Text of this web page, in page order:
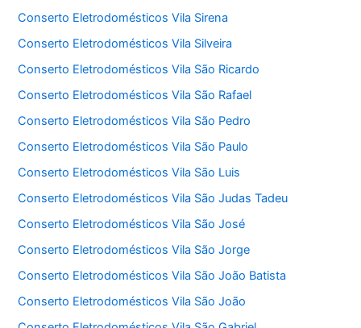
Conserto Eletrodomésticos Vila Sirena
Conserto Eletrodomésticos Vila Silveira
Conserto Eletrodomésticos Vila São Ricardo
Conserto Eletrodomésticos Vila São Rafael
Conserto Eletrodomésticos Vila São Pedro
Conserto Eletrodomésticos Vila São Paulo
Conserto Eletrodomésticos Vila São Luis
Conserto Eletrodomésticos Vila São Judas Tadeu
Conserto Eletrodomésticos Vila São José
Conserto Eletrodomésticos Vila São Jorge
Conserto Eletrodomésticos Vila São João Batista
Conserto Eletrodomésticos Vila São João